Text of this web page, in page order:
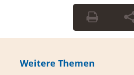
Weitere Themen